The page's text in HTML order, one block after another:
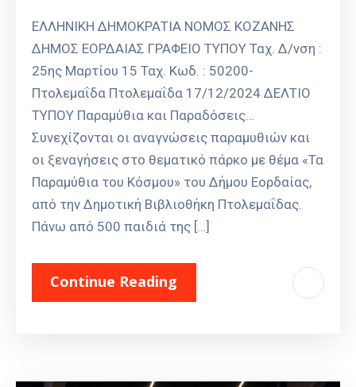
ΕΛΛΗΝΙΚΗ ΔΗΜΟΚΡΑΤΙΑ ΝΟΜΟΣ ΚΟΖΑΝΗΣ
ΔΗΜΟΣ ΕΟΡΔΑΙΑΣ ΓΡΑΦΕΙΟ ΤΥΠΟΥ Ταχ. Δ/νση :
25ης Μαρτίου 15 Ταχ. Κωδ. : 50200-
Πτολεμαΐδα Πτολεμαΐδα 17/12/2024 ΔΕΛΤΙΟ
ΤΥΠΟΥ Παραμύθια και Παραδόσεις…
Συνεχίζονται οι αναγνώσεις παραμυθιών και
οι ξεναγήσεις στο θεματικό πάρκο με θέμα «Τα
Παραμύθια του Κόσμου» του Δήμου Εορδαίας,
από την Δημοτική Βιβλιοθήκη Πτολεμαΐδας.
Πάνω από 500 παιδιά της […]
Continue Reading